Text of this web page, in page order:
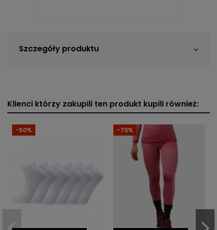
Szczegóły produktu
Klienci którzy zakupili ten produkt kupili również:
-50% -70%